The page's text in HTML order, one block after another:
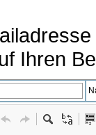
Ihren